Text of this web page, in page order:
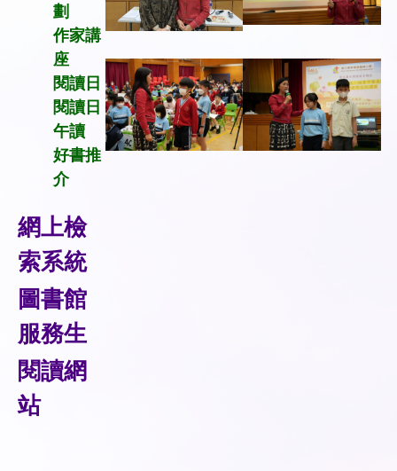
劃
作家講
座
閱讀日
閱讀日
午讀
好書推
介
網上檢
索系統
圖書館
服務生
閱讀網
站